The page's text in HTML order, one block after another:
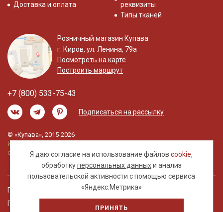
Я даю согласие на использование файловcookie,
обработкуперсональных данныхи анализ
пользовательской активности с помощью сервиса
«Яндекс.Метрика»
ПРИНЯТЬ
Доставка и оплата
реквизиты
Типы тканей
Розничный магазин Купава
г. Киров, ул. Ленина, 79а
Посмотреть на карте
Построить маршрут
+7 (800) 533-75-43
Подписаться на рассылку
© «Купава», 2015-2026
Информация на сайте не является публичной
офертой.
Правовая информация
Политика обработки персональных данных